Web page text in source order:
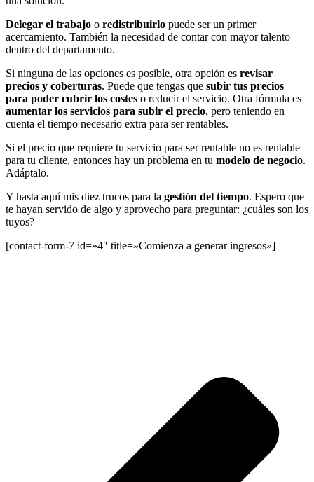
Delegar el trabajo o redistribuirlo puede ser un primer
acercamiento. También la necesidad de contar con mayor talento
dentro del departamento.
Si ninguna de las opciones es posible, otra opción es revisar
precios y coberturas. Puede que tengas que subir tus precios
para poder cubrir los costes o reducir el servicio. Otra fórmula es
aumentar los servicios para subir el precio, pero teniendo en
cuenta el tiempo necesario extra para ser rentables.
Si el precio que requiere tu servicio para ser rentable no es rentable
para tu cliente, entonces hay un problema en tu modelo de negocio.
Adáptalo.
Y hasta aquí mis diez trucos para la gestión del tiempo. Espero que
te hayan servido de algo y aprovecho para preguntar: ¿cuáles son los
tuyos?
[contact-form-7 id=»4″ title=»Comienza a generar ingresos»]